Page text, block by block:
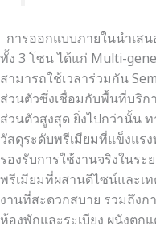
การออกแบบภายในนำเส
ทั้ง 3 โซน ได้แก่ Multi-
สามารถใช้เวลาร่วมกัน
ส่วนตัวซึ่งเชื่อมกับพื้นที่บริก
ส่วนตัวสูงสุด ยิ่งไปกว่านั้น
วัสดุระดับพรีเมียมที่แข็งแร
รองรับการใช้งานจริงในร
พรีเมียมที่ผสานดีไซน์และเ
งานที่สะดวกสบาย รวมถึง
ห้องพักและระเบียง ผนังตก